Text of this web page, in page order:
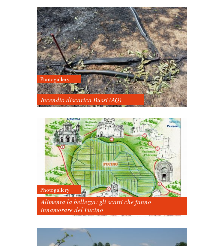
Photogallery
Incendio discarica Bussi (AQ)
Photogallery
Alimenta la bellezza: gli scatti che fanno
innamorare del Fucino